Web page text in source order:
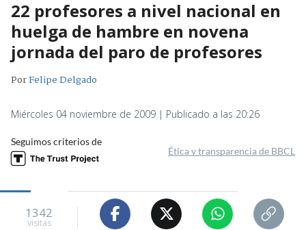
22 profesores a nivel nacional en
huelga de hambre en novena
jornada del paro de profesores
PorFelipe Delgado
Miércoles 04 noviembre de 2009 | Publicado a las 20:26
Seguimos criterios de
Ética y transparencia de BBCL
1342
visitas